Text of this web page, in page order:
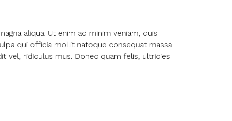
aliqua. Ut enim ad minim veniam, quis
qui officia mollit natoque consequat massa
vel, ridiculus mus. Donec quam felis, ultricies